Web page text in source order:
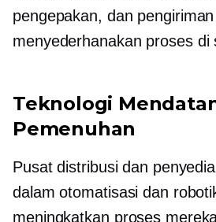
pengepakan, dan
menyederhanakan proses di
Teknologi
Pemenuhan
Pusat distribusi dan
dalam otomatisasi dan
meningkatkan proses